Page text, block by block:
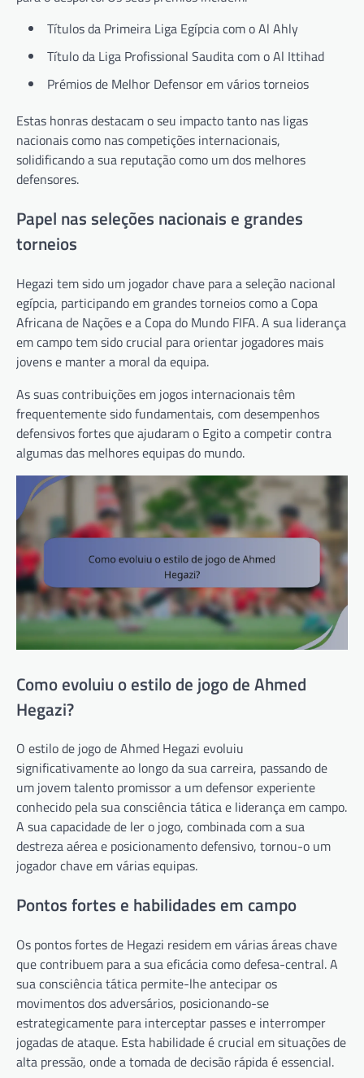
Títulos da Primeira Liga Egípcia com o Al Ahly
Título da Liga Profissional Saudita com o Al Ittihad
Prémios de Melhor Defensor em vários torneios
Estas honras destacam o seu impacto tanto nas ligas
nacionais como nas competições internacionais,
solidificando a sua reputação como um dos melhores
defensores.
Papel nas seleções nacionais e grandes
torneios
Hegazi tem sido um jogador chave para a seleção nacional
egípcia, participando em grandes torneios como a Copa
Africana de Nações e a Copa do Mundo FIFA. A sua liderança
em campo tem sido crucial para orientar jogadores mais
jovens e manter a moral da equipa.
As suas contribuições em jogos internacionais têm
frequentemente sido fundamentais, com desempenhos
defensivos fortes que ajudaram o Egito a competir contra
algumas das melhores equipas do mundo.
Como evoluiu o estilo de jogo de Ahmed
Hegazi?
O estilo de jogo de Ahmed Hegazi evoluiu
significativamente ao longo da sua carreira, passando de
um jovem talento promissor a um defensor experiente
conhecido pela sua consciência tática e liderança em campo.
A sua capacidade de ler o jogo, combinada com a sua
destreza aérea e posicionamento defensivo, tornou-o um
jogador chave em várias equipas.
Pontos fortes e habilidades em campo
Os pontos fortes de Hegazi residem em várias áreas chave
que contribuem para a sua eficácia como defesa-central. A
sua consciência tática permite-lhe antecipar os
movimentos dos adversários, posicionando-se
estrategicamente para interceptar passes e interromper
jogadas de ataque. Esta habilidade é crucial em situações de
alta pressão, onde a tomada de decisão rápida é essencial.